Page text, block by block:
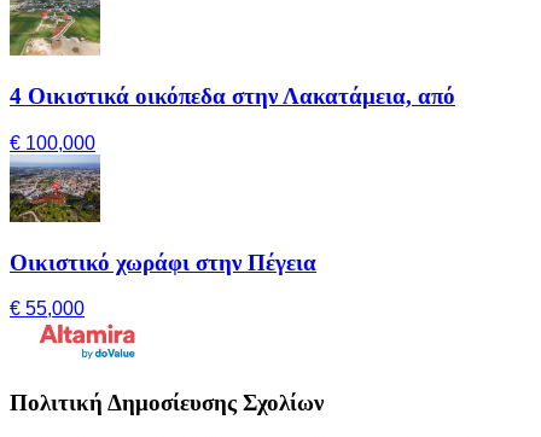
4 Οικιστικά οικόπεδα στην Λακατάμεια, από
€ 100,000
Οικιστικό χωράφι στην Πέγεια
€ 55,000
Πολιτική Δημοσίευσης Σχολίων